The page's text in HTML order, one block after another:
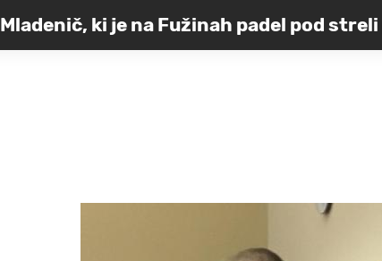
Mladenič, ki je na Fužinah padel pod